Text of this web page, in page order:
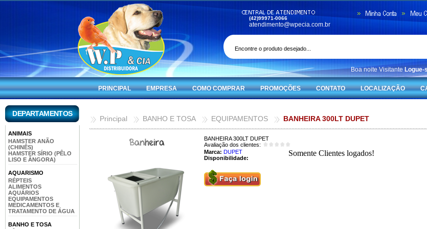
(42)99971-0066
atendimento@wpecia.com.br
Boa noite VisitanteLogue-
PRINCIPAL EMPRESA COMO COMPRAR PROMOÇÕES CONTATO LOCALIZAÇÃO
DEPARTAMENTOS
ANIMAIS
HAMSTER ANÃO
(CHINÊS)
HAMSTER SÍRIO (PÊLO
LISO E ÂNGORA)
AQUARISMO
RÉPTEIS
ALIMENTOS
AQUÁRIOS
EQUIPAMENTOS
MEDICAMENTOS E
TRATAMENTO DE ÁGUA
BANHO E TOSA
Principal BANHO E TOSA EQUIPAMENTOS BANHEIRA 300LT DUPET
BANHEIRA 300LT DUPET
Avaliação dos clientes:
Marca: DUPET
Disponibilidade: